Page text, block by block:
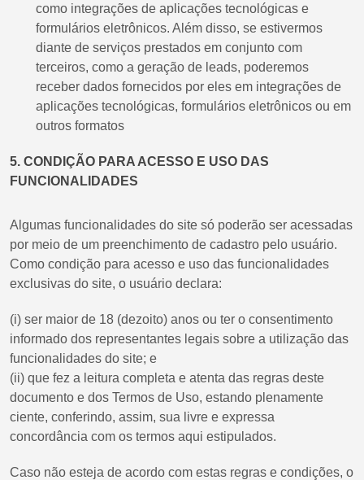
como integrações de aplicações tecnológicas e
formulários eletrônicos. Além disso, se estivermos
diante de serviços prestados em conjunto com
terceiros, como a geração de leads, poderemos
receber dados fornecidos por eles em integrações de
aplicações tecnológicas, formulários eletrônicos ou em
outros formatos
5. CONDIÇÃO PARA ACESSO E USO DAS
FUNCIONALIDADES
Algumas funcionalidades do site só poderão ser acessadas
por meio de um preenchimento de cadastro pelo usuário.
Como condição para acesso e uso das funcionalidades
exclusivas do site, o usuário declara:
(i) ser maior de 18 (dezoito) anos ou ter o consentimento
informado dos representantes legais sobre a utilização das
funcionalidades do site; e
(ii) que fez a leitura completa e atenta das regras deste
documento e dos Termos de Uso, estando plenamente
ciente, conferindo, assim, sua livre e expressa
concordância com os termos aqui estipulados.
Caso não esteja de acordo com estas regras e condições, o